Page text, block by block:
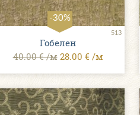
-30%
513
Гобелен
40.00 € /м 28.00 € /м